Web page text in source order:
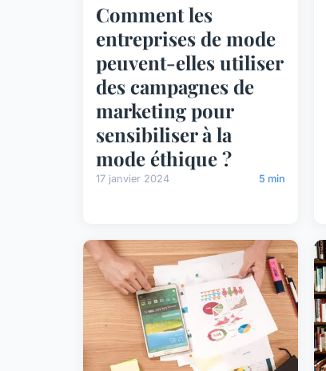
Comment les
entreprises de mode
peuvent-elles utiliser
des campagnes de
marketing pour
sensibiliser à la
mode éthique ?
17 janvier 2024 5 min